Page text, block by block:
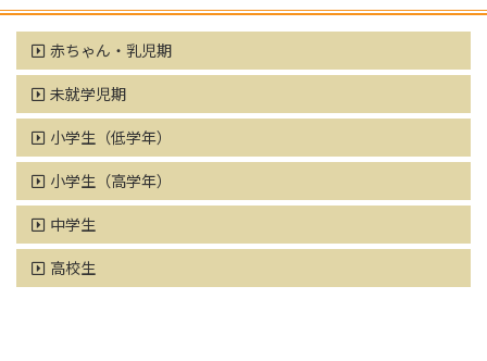
赤ちゃん・乳児期
未就学児期
小学生（低学年）
小学生（高学年）
中学生
高校生